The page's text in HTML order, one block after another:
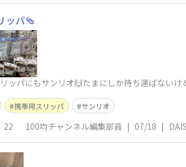
ッパ🩴
ッパにもサンリオ🙌たまにしか持ち運ばない
携帯用スリッパ サンリオ
22 100均チャンネル編集部員 | 07/18 |